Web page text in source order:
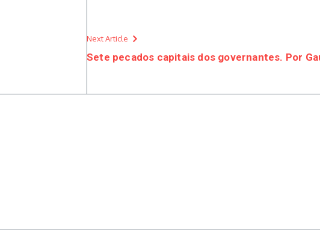
Next Article
Sete pecados capitais dos governantes. Por